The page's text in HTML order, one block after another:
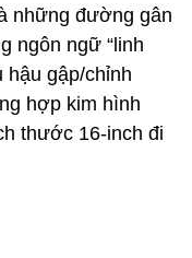
những đường gân
ngôn ngữ “linh
hậu gập/chỉnh
hợp kim hình
thước 16-inch đi